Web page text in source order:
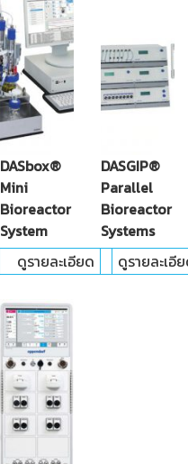
DASbox®
Mini
Bioreactor
System
ดูรายละเอียด
DASGIP®
Parallel
Bioreactor
Systems
ดูรายละเอี